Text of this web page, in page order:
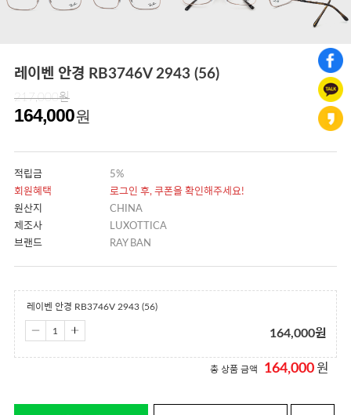
레이벤 안경 RB3746V 2943 (56)
217,000원
164,000원
적립금
5%
회원혜택
로그인 후, 쿠폰을 확인해주세요!
원산지
CHINA
제조사
LUXOTTICA
브랜드
RAY BAN
레이벤 안경 RB3746V 2943 (56)
164,000원
총 상품 금액 164,000 원